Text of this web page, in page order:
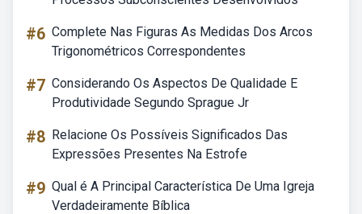
#6 Complete Nas Figuras As Medidas Dos Arcos
Trigonométricos Correspondentes
#7 Considerando Os Aspectos De Qualidade E
Produtividade Segundo Sprague Jr
#8 Relacione Os Possíveis Significados Das
Expressões Presentes Na Estrofe
#9 Qual é A Principal Característica De Uma Igreja
Verdadeiramente Bíblica